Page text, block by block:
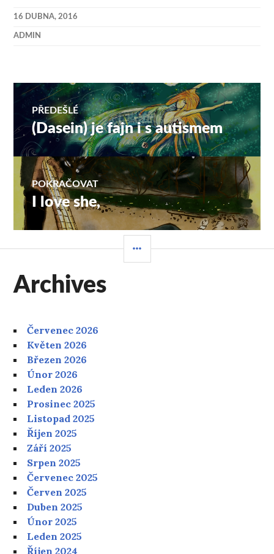
16 DUBNA, 2016
ADMIN
Navigace
pro
příspěvek
PŘEDEŠLÉ
Předchozí
příspěvek:
(Dasein) je fajn i s autismem
POKRAČOVAT
Následující
příspěvek:
I love she,
PANEL
Archives
Červenec 2026
Květen 2026
Březen 2026
Únor 2026
Leden 2026
Prosinec 2025
Listopad 2025
Říjen 2025
Září 2025
Srpen 2025
Červenec 2025
Červen 2025
Duben 2025
Únor 2025
Leden 2025
Říjen 2024